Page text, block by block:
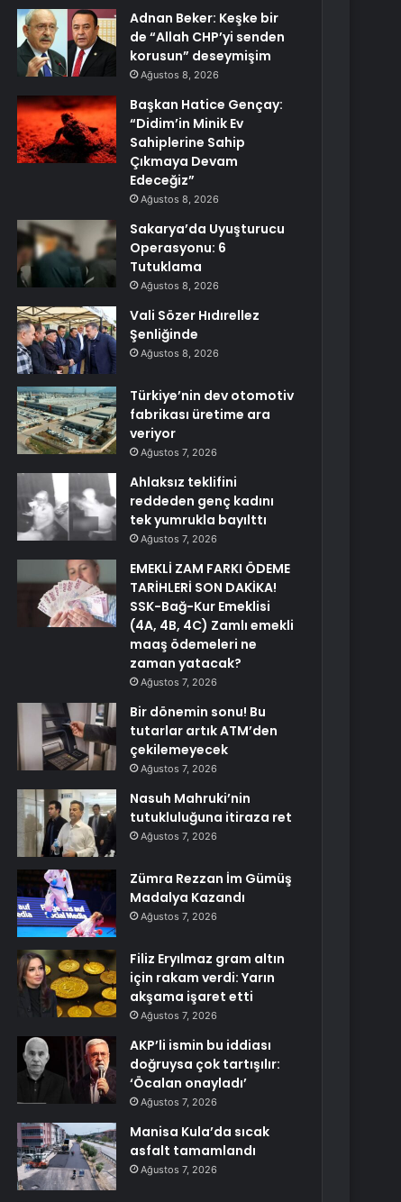
Adnan Beker: Keşke bir
de “Allah CHP’yi senden
korusun” deseymişim
Ağustos 8, 2026
Başkan Hatice Gençay:
“Didim’in Minik Ev
Sahiplerine Sahip
Çıkmaya Devam
Edeceğiz”
Ağustos 8, 2026
Sakarya’da Uyuşturucu
Operasyonu: 6
Tutuklama
Ağustos 8, 2026
Vali Sözer Hıdırellez
Şenliğinde
Ağustos 8, 2026
Türkiye’nin dev otomotiv
fabrikası üretime ara
veriyor
Ağustos 7, 2026
Ahlaksız teklifini
reddeden genç kadını
tek yumrukla bayılttı
Ağustos 7, 2026
EMEKLİ ZAM FARKI ÖDEME
TARİHLERİ SON DAKİKA!
SSK-Bağ-Kur Emeklisi
(4A, 4B, 4C) Zamlı emekli
maaş ödemeleri ne
zaman yatacak?
Ağustos 7, 2026
Bir dönemin sonu! Bu
tutarlar artık ATM’den
çekilemeyecek
Ağustos 7, 2026
Nasuh Mahruki’nin
tutukluluğuna itiraza ret
Ağustos 7, 2026
Zümra Rezzan İm Gümüş
Madalya Kazandı
Ağustos 7, 2026
Filiz Eryılmaz gram altın
için rakam verdi: Yarın
akşama işaret etti
Ağustos 7, 2026
AKP’li ismin bu iddiası
doğruysa çok tartışılır:
‘Öcalan onayladı’
Ağustos 7, 2026
Manisa Kula’da sıcak
asfalt tamamlandı
Ağustos 7, 2026